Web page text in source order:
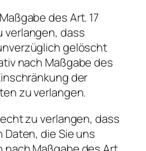
des Art. 17
verlangen, dass
gelöscht
nach Maßgabe des
der
zu verlangen.
zu verlangen, dass
die Sie uns